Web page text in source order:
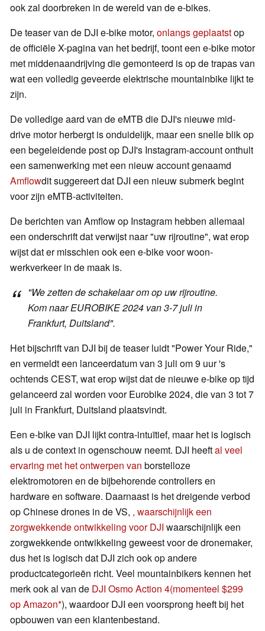
ook zal doorbreken in de wereld van de e-bikes.
De teaser van de DJI e-bike motor, onlangs geplaatstop
de officiële X-pagina van het bedrijf, toont een e-bike motor
met middenaandrijving die gemonteerd is op de trapas van
wat een volledig geveerde elektrische mountainbike lijkt te
zijn.
De volledige aard van de eMTB die DJI's nieuwe mid-
drive motor herbergt is onduidelijk, maar een snelle blik op
een begeleidende post op DJI's Instagram-account onthult
een samenwerking met een nieuw account genaamd
Amflowdit suggereert dat DJI een nieuw submerk begint
voor zijn eMTB-activiteiten.
De berichten van Amflow op Instagram hebben allemaal
een onderschrift dat verwijst naar "uw rijroutine", wat erop
wijst dat er misschien ook een e-bike voor woon-
werkverkeer in de maak is.
"We zetten de schakelaar om op uw rijroutine.
Kom naar EUROBIKE 2024 van 3-7 juli in
Frankfurt, Duitsland".
Het bijschrift van DJI bij de teaser luidt "Power Your Ride,"
en vermeldt een lanceerdatum van 3 juli om 9 uur 's
ochtends CEST, wat erop wijst dat de nieuwe e-bike op tijd
gelanceerd zal worden voor Eurobike 2024, die van 3 tot 7
juli in Frankfurt, Duitsland plaatsvindt.
Een e-bike van DJI lijkt contra-intuïtief, maar het is logisch
als u de context in ogenschouw neemt. DJI heeftal veel
ervaring met het ontwerpen van borstelloze
elektromotoren en de bijbehorende controllers en
hardware en software. Daarnaast is het dreigende verbod
op Chinese drones in de VS, , waarschijnlijk een
zorgwekkende ontwikkeling voor DJI waarschijnlijk een
zorgwekkende ontwikkeling geweest voor de dronemaker,
dus het is logisch dat DJI zich ook op andere
productcategorieën richt. Veel mountainbikers kennen het
merk ook al van de DJI Osmo Action 4(momenteel $299
op Amazon ), waardoor DJI een voorsprong heeft bij het
opbouwen van een klantenbestand.